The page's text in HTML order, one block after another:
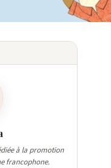
à la promotion
francophone.